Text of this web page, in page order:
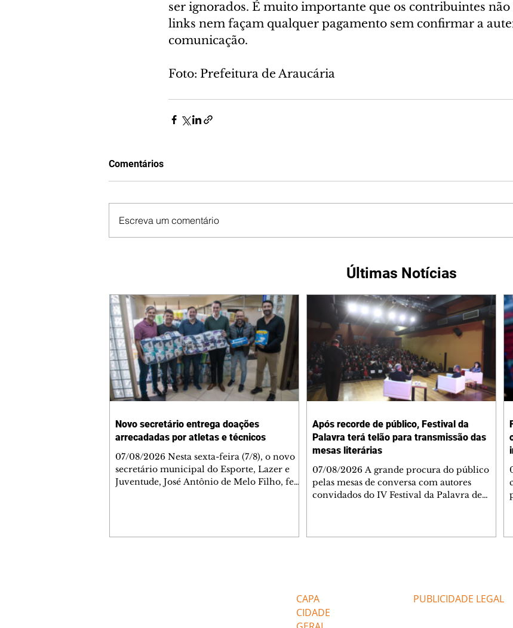
ser ignorados. É muito importante que os contribuintes
links nem façam qualquer pagamento sem confirmar a
comunicação.
Foto: Prefeitura de Araucária
Comentários
Escreva um comentário
Últimas Notícias
Novo secretário entrega doações
arrecadadas por atletas e técnicos
07/08/2026 Nesta sexta-feira (7/8), o novo
secretário municipal do Esporte, Lazer e
Juventude, José Antônio de Melo Filho, fez
Após recorde de público, Festival da
Palavra terá telão para transmissão das
mesas literárias
07/08/2026 A grande procura do público
pelas mesas de conversa com autores
convidados do IV Festival da Palavra de
a programação. A medida foi adotada
depois que o Teatro do Memorial, com
capacidade pa
CAPA
CIDADE
PUBLICIDADE LEGAL